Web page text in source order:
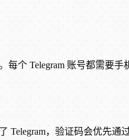
个 Telegram 账号都需要
Telegram，验证码会优先